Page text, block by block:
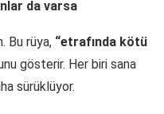
da varsa
Bu rüya, “etrafında kötü
gösterir. Her biri sana
sürüklüyor.